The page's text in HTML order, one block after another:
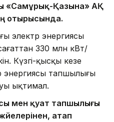
«Самұрық-Қазына» АҚ
отырысында.
электр энергиясы
330 млн кВт/
Күзгі-қысқы кезең
энергиясы тапшылығы
ықтимал.
мен қуат тапшылығы
атап